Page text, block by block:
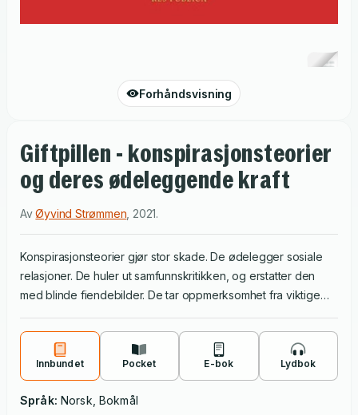
Forhåndsvisning
Giftpillen - konspirasjonsteorier
og deres ødeleggende kraft
AvØyvind Strømmen 2021.
Konspirasjonsteorier gjør stor skade. De ødelegger sosiale
relasjoner. De huler ut samfunnskritikken, og erstatter den
med blinde fiendebilder. De tar oppmerksomhet fra viktige
engasjement kveles i avmaktsfølelse og til at samfunnsmessig
frustrasjon omdannes til hat og ekstremisme. Likevel har vi en
tendens til å la oss fascinere av disse teoriene. Vi forholder
opp i populærkulturen. Ikke sjelden vekker de latter. Men
Innbundet Pocket E-bok Lydbok
Språk: Norsk, Bokmål